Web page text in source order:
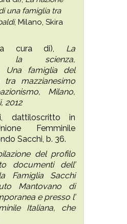
una famiglia tra
, Milano, Skira
cura di), La
la scienza,
Una famiglia del
tra mazzianesimo
Milano,
2012
dattiloscritto in
Femminile
Sacchi, b. 36.
del profilo
documenti dell’
Famiglia Sacchi
Mantovano di
e presso l’
Italiana, che